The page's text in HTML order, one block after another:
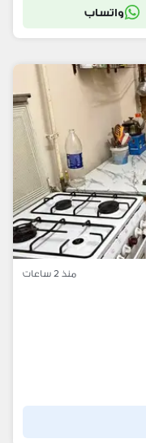
واتساب
منذ 2 ساعات